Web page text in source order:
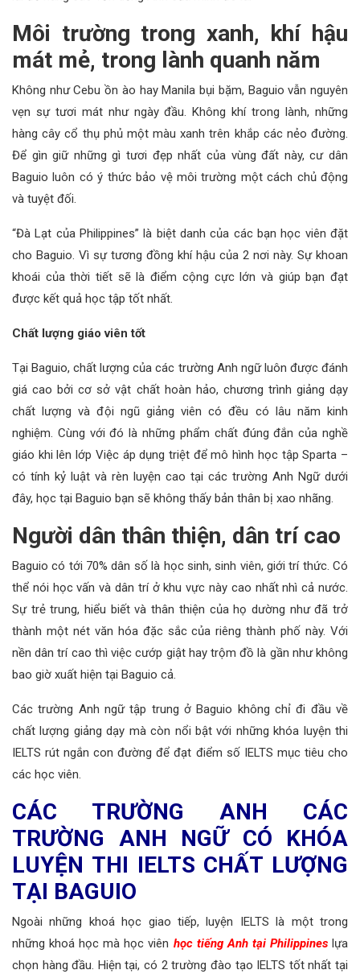
Môi trường trong xanh, khí hậu
mát mẻ, trong lành quanh năm
Không như Cebu ồn ào hay Manila bụi bặm, Baguio vẫn nguyên
vẹn sự tươi mát như ngày đầu. Không khí trong lành, những
hàng cây cổ thụ phủ một màu xanh trên khắp các nẻo đường.
Để gìn giữ những gì tươi đẹp nhất của vùng đất này, cư dân
Baguio luôn có ý thức bảo vệ môi trường một cách chủ động
và tuyệt đối.
“Đà Lạt của Philippines” là biệt danh của các bạn học viên đặt
cho Baguio. Vì sự tương đồng khí hậu của 2 nơi này. Sự khoan
khoái của thời tiết sẽ là điểm cộng cực lớn và giúp bạn đạt
được kết quả học tập tốt nhất.
Chất lượng giáo viên tốt
Tại Baguio, chất lượng của các trường Anh ngữ luôn được đánh
giá cao bởi cơ sở vật chất hoàn hảo, chương trình giảng dạy
chất lượng và đội ngũ giảng viên có đều có lâu năm kinh
nghiệm. Cùng với đó là những phẩm chất đúng đắn của nghề
giáo khi lên lớp Việc áp dụng triệt để mô hình học tập Sparta –
có tính kỷ luật và rèn luyện cao tại các trường Anh Ngữ dưới
đây, học tại Baguio bạn sẽ không thấy bản thân bị xao nhãng.
Người dân thân thiện, dân trí cao
Baguio có tới 70% dân số là học sinh, sinh viên, giới trí thức. Có
thể nói học vấn và dân trí ở khu vực này cao nhất nhì cả nước.
Sự trẻ trung, hiểu biết và thân thiện của họ dường như đã trở
thành một nét văn hóa đặc sắc của riêng thành phố này. Với
nền dân trí cao thì việc cướp giật hay trộm đồ là gần như không
bao giờ xuất hiện tại Baguio cả.
Các trường Anh ngữ tập trung ở Baguio không chỉ đi đầu về
chất lượng giảng dạy mà còn nổi bật với những khóa luyện thi
IELTS rút ngắn con đường để đạt điểm số IELTS mục tiêu cho
các học viên.
CÁC TRƯỜNG ANH CÁC
TRƯỜNG ANH NGỮ CÓ KHÓA
LUYỆN THI IELTS CHẤT LƯỢNG
TẠI BAGUIO
Ngoài những khoá học giao tiếp, luyện IELTS là một trong
những khoá học mà học viên học tiếng Anh tại Philippineslựa
chọn hàng đầu. Hiện tại, có 2 trường đào tạo IELTS tốt nhất tại